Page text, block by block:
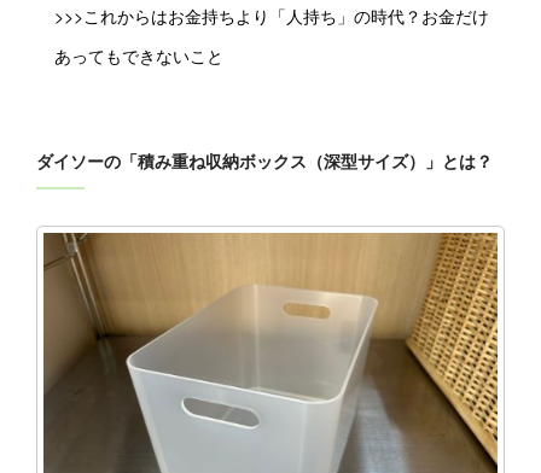
>>>これからはお金持ちより「人持ち」の時代？お金だけ
あってもできないこと
ダイソーの「積み重ね収納ボックス（深型サイズ）」とは？